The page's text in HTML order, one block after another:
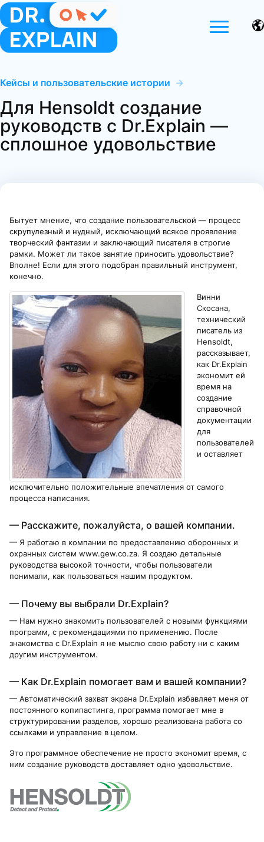
Кейсы и пользовательские истории →
Для Hensoldt создание
руководств с Dr.Explain —
сплошное удовольствие
Бытует мнение, что создание пользовательской — процесс
скрупулезный и нудный, исключающий всякое проявление
творческий фантазии и заключающий писателя в строгие
рамки. Может ли такое занятие приносить удовольствие?
Вполне! Если для этого подобран правильный инструмент,
конечно.
Винни
Скосана,
технический
писатель из
Hensoldt,
рассказывает,
как Dr.Explain
экономит ей
время на
создание
справочной
документации
для
пользователей
и оставляет
исключительно положительные впечатления от самого
процесса написания.
— Расскажите, пожалуйста, о вашей компании.
— Я работаю в компании по предоставлению оборонных и
охранных систем www.gew.co.za. Я создаю детальные
руководства высокой точности, чтобы пользователи
понимали, как пользоваться нашим продуктом.
— Почему вы выбрали Dr.Explain?
— Нам нужно знакомить пользователей с новыми функциями
программ, с рекомендациями по применению. После
знакомства с Dr.Explain я не мыслю свою работу ни с каким
другим инструментом.
— Как Dr.Explain помогает вам и вашей компании?
— Автоматический захват экрана Dr.Explain избавляет меня от
постоянного копипастинга, программа помогает мне в
структурировании разделов, хорошо реализована работа со
ссылками и управление в целом.
Это программное обеспечение не просто экономит время, с
ним создание руководств доставляет одно удовольствие.